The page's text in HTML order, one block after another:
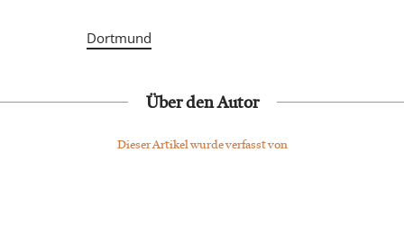
Dortmund
Über den Autor
Dieser Artikel wurde verfasst von